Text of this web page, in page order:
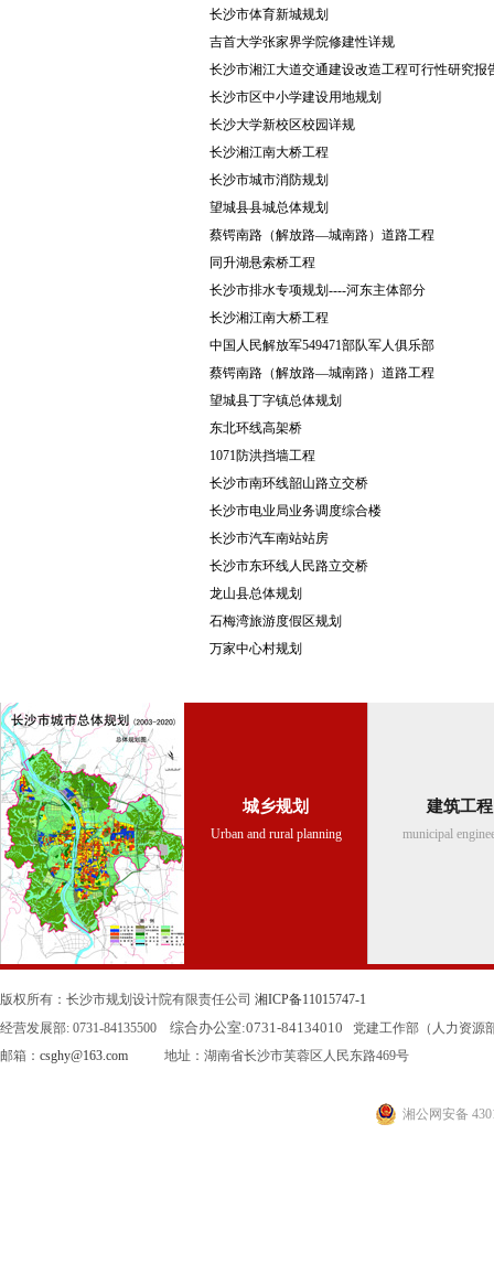
长沙市体育新城规划
吉首大学张家界学院修建性详规
长沙市湘江大道交通建设改造工程可行性研究报
长沙市区中小学建设用地规划
长沙大学新校区校园详规
长沙湘江南大桥工程
长沙市城市消防规划
望城县县城总体规划
蔡锷南路（解放路—城南路）道路工程
同升湖悬索桥工程
长沙市排水专项规划----河东主体部分
长沙湘江南大桥工程
中国人民解放军549471部队军人俱乐部
蔡锷南路（解放路—城南路）道路工程
望城县丁字镇总体规划
东北环线高架桥
1071防洪挡墙工程
长沙市南环线韶山路立交桥
长沙市电业局业务调度综合楼
长沙市汽车南站站房
长沙市东环线人民路立交桥
龙山县总体规划
石梅湾旅游度假区规划
万家中心村规划
城乡规划
Urban and rural planning
建筑工程
municipal
版权所有：长沙市规划设计院有限责任公司 湘ICP备11015747-1
经营发展部: 0731-84135500 综合办公室:0731-84134010
党建工作部（人力资源
邮箱： csghy@163.com 地址：湖南省长沙市芙蓉区人民东路469号
湘公网安备